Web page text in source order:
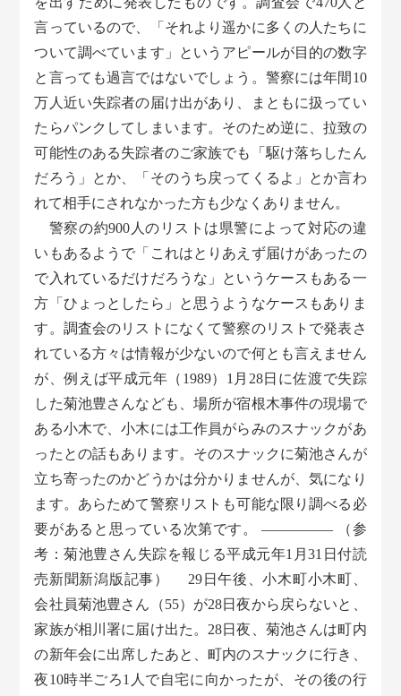
言っているので、「それより遥かに多くの人たちに
ついて調べています」というアピールが目的の数字
と言っても過言ではないでしょう。警察には年間10
万人近い失踪者の届け出があり、まともに扱ってい
たらパンクしてしまいます。そのため逆に、拉致の
可能性のある失踪者のご家族でも「駆け落ちしたん
だろう」とか、「そのうち戻ってくるよ」とか言わ
れて相手にされなかった方も少なくありません。
警察の約900人のリストは県警によって対応の違
いもあるようで「これはとりあえず届けがあったの
で入れているだけだろうな」というケースもある一
方「ひょっとしたら」と思うようなケースもありま
す。調査会のリストになくて警察のリストで発表さ
れている方々は情報が少ないので何とも言えません
が、例えば平成元年（1989）1月28日に佐渡で失踪
した菊池豊さんなども、場所が宿根木事件の現場で
ある小木で、小木には工作員がらみのスナックがあ
ったとの話もあります。そのスナックに菊池さんが
立ち寄ったのかどうかは分かりませんが、気になり
ます。あらためて警察リストも可能な限り調べる必
要があると思っている次第です。 ————— （参
考：菊池豊さん失踪を報じる平成元年1月31日付読
売新聞新潟版記事） 29日午後、小木町小木町、
会社員菊池豊さん（55）が28日夜から戻らないと、
家族が相川署に届け出た。28日夜、菊池さんは町内
の新年会に出席したあと、町内のスナックに行き、
夜10時半ごろ1人で自宅に向かったが、その後の行